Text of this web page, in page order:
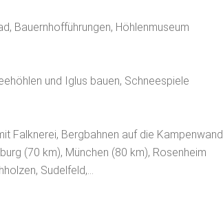
Bauernhofführungen, Höhlenmuseum
und Iglus bauen, Schneespiele
Falknerei, Bergbahnen auf die Kampenwand
(70 km), München (80 km), Rosenheim
Sudelfeld,...